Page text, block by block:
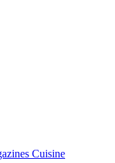
Cuisine